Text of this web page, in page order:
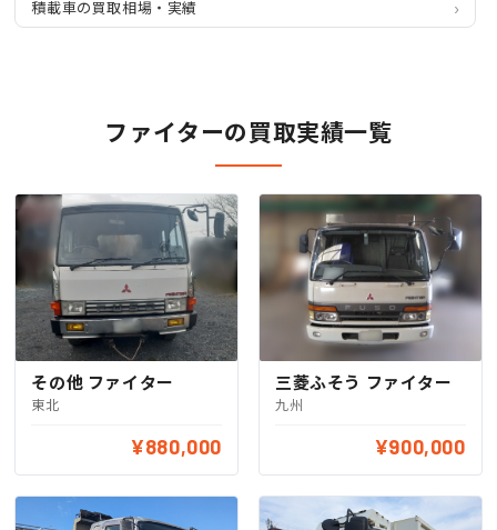
積載車の買取相場・実績
ファイターの買取実績一覧
その他 ファイター
東北
¥880,000
三菱ふそう ファイター
九州
¥900,000